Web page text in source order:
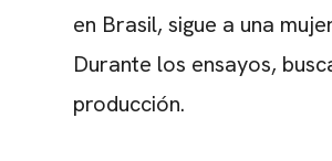
en Brasil, sigue a una
Durante los ensayos,
producción.